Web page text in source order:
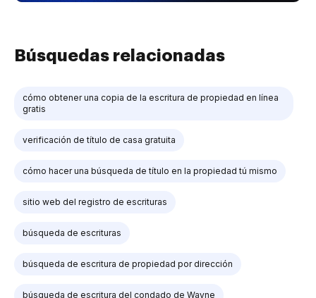
Búsquedas relacionadas
cómo obtener una copia de la escritura de propiedad en línea
gratis
verificación de título de casa gratuita
cómo hacer una búsqueda de título en la propiedad tú mismo
sitio web del registro de escrituras
búsqueda de escrituras
búsqueda de escritura de propiedad por dirección
búsqueda de escritura del condado de Wayne